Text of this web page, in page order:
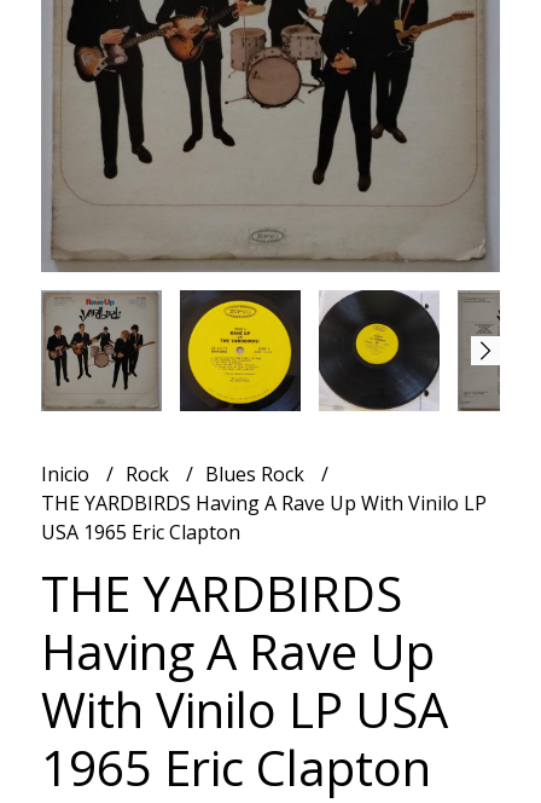
Inicio Rock
Blues Rock
THE YARDBIRDS Having A Rave Up With Vinilo LP
USA 1965 Eric Clapton
THE YARDBIRDS
Having A Rave Up
With Vinilo LP USA
1965 Eric Clapton